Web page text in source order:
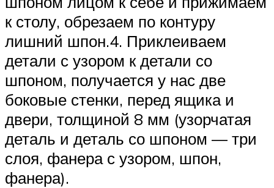
к столу, обрезаем по контуру
лишний шпон.4. Приклеиваем
детали с узором к детали со
шпоном, получается у нас две
боковые стенки, перед ящика и
двери, толщиной 8 мм (узорчатая
деталь и деталь со шпоном — три
слоя, фанера с узором, шпон,
фанера).